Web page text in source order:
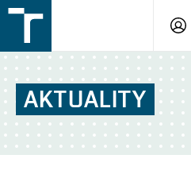
v
Brně
AKTUALITY